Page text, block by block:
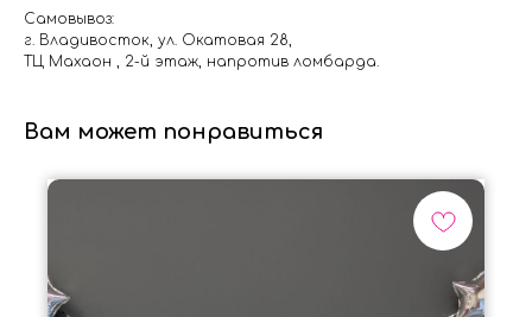
Самовывоз:
г. Владивосток, ул. Окатовая 28,
ТЦ Махаон , 2-й этаж, напротив ломбарда.
Вам может понравиться